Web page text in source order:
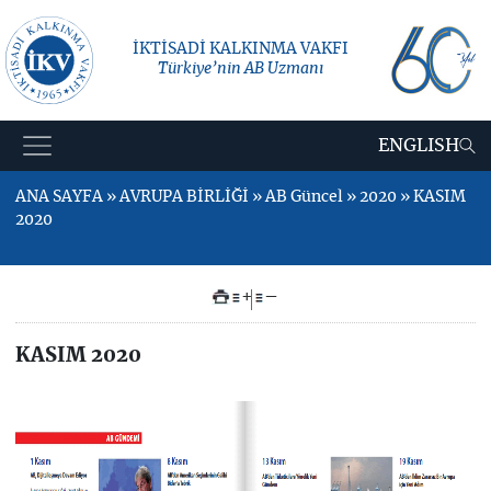
İKTİSADİ KALKINMA VAKFI
Türkiye’nin AB Uzmanı
ENGLISH
ANA SAYFA » AVRUPA BİRLİĞİ » AB Güncel » 2020 » KASIM
2020
+ –
KASIM 2020